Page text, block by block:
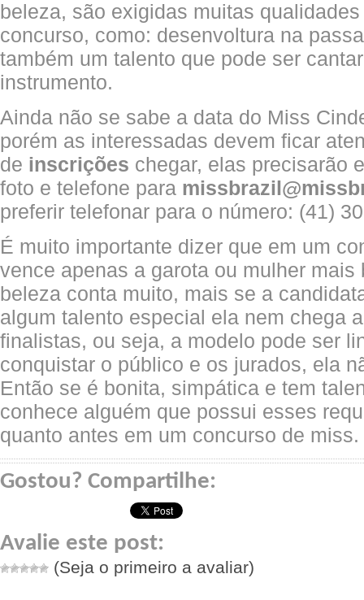
beleza, são exigidas muitas
concurso, como: desenvoltura na
também um talento que pode ser
instrumento.
Ainda não se sabe a data do Miss
porém as interessadas devem ficar
de inscrições chegar, elas precisarão
foto e telefone para
preferir telefonar para o número: (41)
É muito importante dizer que em um
vence apenas a garota ou mulher mais
beleza conta muito, mais se a
algum talento especial ela nem chega
finalistas, ou seja, a modelo pode ser
conquistar o público e os jurados, ela
Então se é bonita, simpática e tem
conhece alguém que possui esses
quanto antes em um concurso de miss.
Gostou? Compartilhe:
Avalie este post:
(Seja o primeiro a avaliar)